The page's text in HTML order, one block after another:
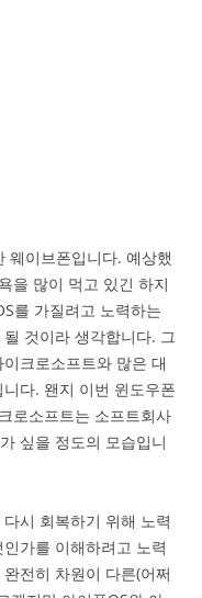
웨이브폰입니다. 예상했
을 많이 먹고 있긴 하지
를 가질려고 노력하는
것이라 생각합니다. 그
크로소프트와 많은 대
다. 왠지 이번 윈도우폰
로소프트는 소프트회사
싶을 정도의 모습입니
시 회복하기 위해 노력
가를 이해하려고 노력
전히 차원이 다른(어쩌